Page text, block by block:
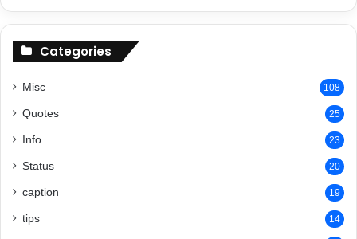
Categories
Misc 108
Quotes 25
Info 23
Status 20
caption 19
tips 14